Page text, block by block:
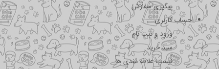
پیگیری سفارش
حساب کاربری
ورود و ثبت نام
سبد خرید
لیست علاقه مندی ها